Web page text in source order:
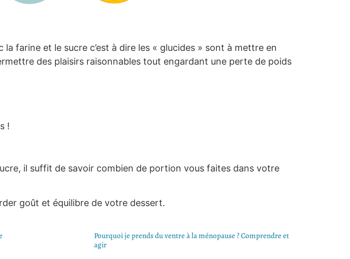
farine et le sucre c’est à dire les « glucides » sont à mettre en
des plaisirs raisonnables tout engardant une perte de poids
!
il suffit de savoir combien de portion vous faites dans votre
goût et équilibre de votre dessert.
Pourquoi je prends du ventre à la ménopause ? Comprendre et
agir